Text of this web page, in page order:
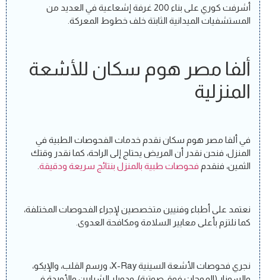
أشرفت كوري على بناء 200 غرفة إشعاعية في العديد من
المستشفيات الميدانية الثابتة خلف خطوط المعركة.
ألفا مصر هوم سكان للأشعة
المنزلية
في ألفا مصر هوم سكان نقدم خدمات الفحوصات الطبية في
المنزل، فنحن نقدر أن المريض يحتاج إلى الراحة، كما نقدر وقتك
الثمين، فنقدم فحوصات طبية بالمنزل بنتائج سريعة ودقيقة
نعتمد على أطباء وفنيين متخصصين لإجراء الفحوصات المختلفة،
كما نلتزم بأعلى معايير السلامة ومكافحة العدوى.
نجري فحوصات الأشعة السينية X-Ray، ورسم القلب، والإيكو،